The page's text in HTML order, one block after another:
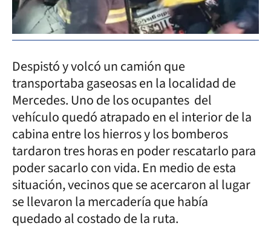
Despistó y volcó un camión que
transportaba gaseosas en la localidad de
Mercedes. Uno de los ocupantes del
vehículo quedó atrapado en el interior de la
cabina entre los hierros y los bomberos
tardaron tres horas en poder rescatarlo para
poder sacarlo con vida. En medio de esta
situación, vecinos que se acercaron al lugar
se llevaron la mercadería que había
quedado al costado de la ruta.